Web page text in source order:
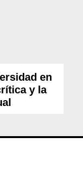
en
y la